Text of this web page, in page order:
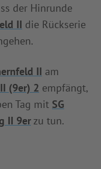
der Hinrunde
II die Rückserie
II am
(9er) 2 empfängt,
Tag mit SG
II 9er zu tun.